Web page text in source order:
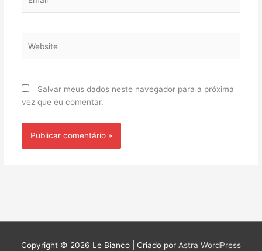
Salvar meus dados neste navegador para a próxima
vez que eu comentar.
Copyright © 2026 Le Bianco | Criado por Astra WordPress